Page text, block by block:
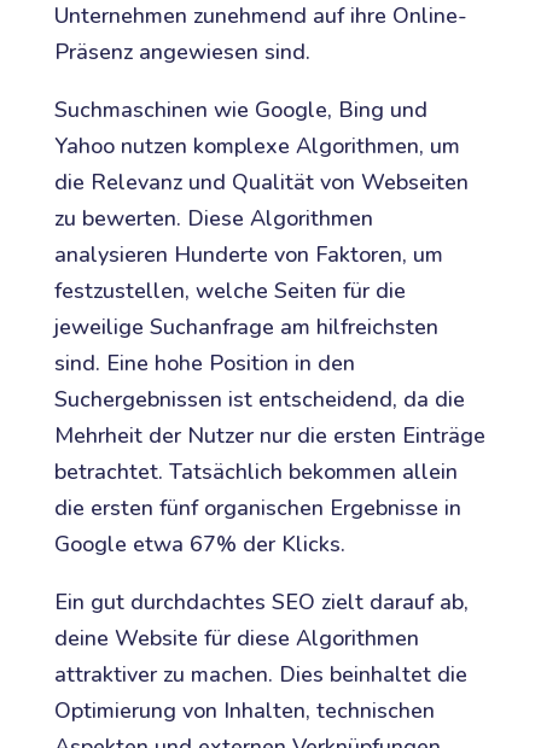
Unternehmen zunehmend auf ihre Online-
Präsenz angewiesen sind.
Suchmaschinen wie Google, Bing und
Yahoo nutzen komplexe Algorithmen, um
die Relevanz und Qualität von Webseiten
zu bewerten. Diese Algorithmen
analysieren Hunderte von Faktoren, um
festzustellen, welche Seiten für die
jeweilige Suchanfrage am hilfreichsten
sind. Eine hohe Position in den
Suchergebnissen ist entscheidend, da die
Mehrheit der Nutzer nur die ersten Einträge
betrachtet. Tatsächlich bekommen allein
die ersten fünf organischen Ergebnisse in
Google etwa 67% der Klicks.
Ein gut durchdachtes SEO zielt darauf ab,
deine Website für diese Algorithmen
attraktiver zu machen. Dies beinhaltet die
Optimierung von Inhalten, technischen